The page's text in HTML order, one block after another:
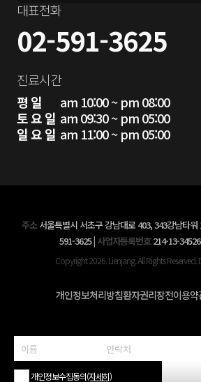
개인정보수집동의(자세히)
대표전화
02-591-3625
진료시간
평 일
am 10:00 ~ pm 08:00
토 요 일 am 09:30 ~ pm 05:00
일 요 일 am 11:00 ~ pm 05:00
주소서울특별시 서초구 강남대로 403, 343강남타워
591-3625 사업자등록번호214-13-34526
Copyright 2026. Lienjang. All Rights Reserved.
개인정보처리방침환자권리장전이용약